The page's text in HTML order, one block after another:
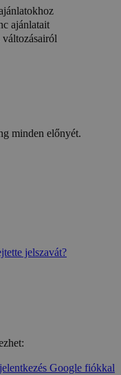
ajánlatait
változásairól
minden előnyét.
jelszavát?
Google fiókkal